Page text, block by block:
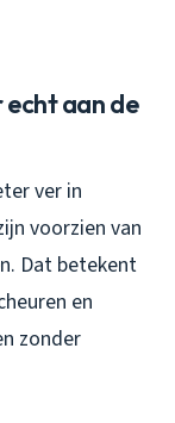
aan de
ver in
voorzien van
Dat betekent
en
zonder